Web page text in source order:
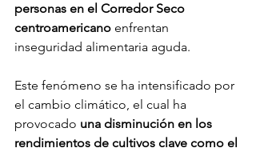
personas en el Corredor Seco
centroamericano enfrentan
inseguridad alimentaria aguda.
Este fenómeno se ha intensificado por
el cambio climático, el cual ha
provocado una disminución en los
rendimientos de cultivos clave como el